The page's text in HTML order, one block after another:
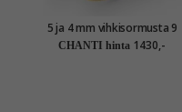
5 ja 4 mm vihkisormusta 9
karaatin kultaa 0,03 ct -
CHANTI hinta 1430,-